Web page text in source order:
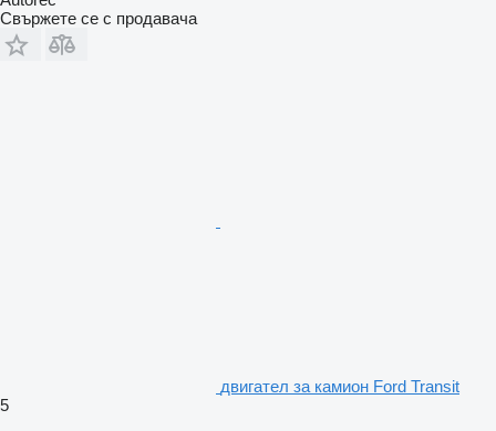
Свържете се с продавача
двигател за камион Ford Transit
5